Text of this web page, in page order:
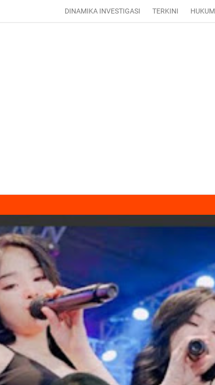
DINAMIKA INVESTIGASI TERKINI HUKUM